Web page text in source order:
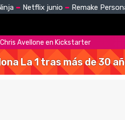
Netflix junio Remake
Avellone en Kickstarter
La 1 tras más de 30